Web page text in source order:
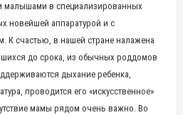
малышами в специализированных
новейшей аппаратурой и с
К счастью, в нашей стране налажена
до срока, из обычных роддомов
дыхание ребенка,
проводится его «искусственное»
мамы рядом очень важно. Во